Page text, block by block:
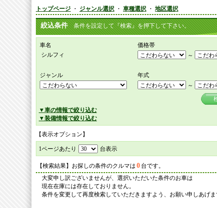
トップページ ・ ジャンル選択 ・ 車種選択 ・ 地区選択
絞込条件 条件を設定して『検索』を押下して下さい。
車名
価格帯
シルフィ
～
ジャンル
年式
～
▼車の情報で絞り込む
▼装備情報で絞り込む
【表示オプション】
1ページあたり 台表示
【検索結果】お探しの条件のクルマは 0 台です。
大変申し訳ございませんが、選択いただいた条件のお車は
現在在庫には存在しておりません。
条件を変更して再度検索していただきますよう、お願い申しあげ